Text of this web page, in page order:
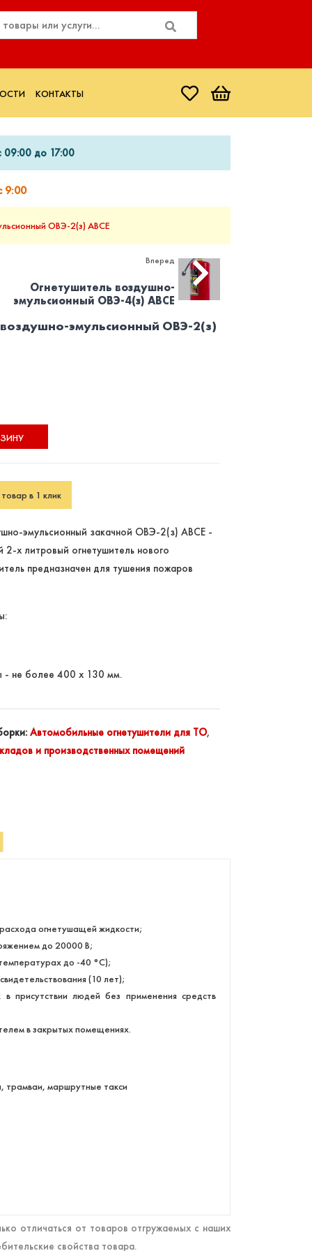
КОНТАКТЫ
09:00 до 17:00
9:00
ОВЭ-2(з) АВСЕ
Вперед
Огнетушитель воздушно-
эмульсионный ОВЭ-4(з) АВСЕ
эмульсионный ОВЭ-2(з)
в 1 клик
эмульсионный закачной ОВЭ-2(з) АВСЕ -
2-х литровый огнетушитель нового
предназначен для тушения пожаров
- не более 400 х 130 мм.
Автомобильные огнетушители для ТО,
и производственных помещений
огнетушащей жидкости;
до 20000 В;
до -40 °С);
(10 лет);
присутствии людей без применения средств
в закрытых помещениях.
трамваи, маршрутные такси
отличаться от товаров отгружаемых с наших
свойства товара.